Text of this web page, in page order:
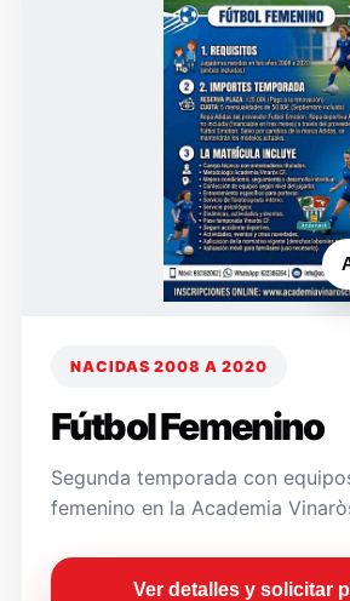
NACIDAS 2008 A 2020
Fútbol Femenino
Segunda temporada con
femenino en la Academia
Ver detalles y solicitar